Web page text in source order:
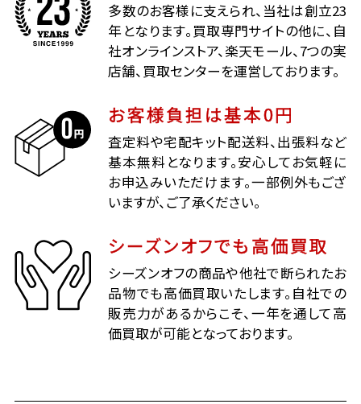
多数のお客様に支えられ、当社は創立23
年となります。買取専門サイトの他に、自
社オンラインストア、楽天モール、7つの実
店舗、買取センターを運営しております。
お客様負担は基本0円
査定料や宅配キット配送料、出張料など
基本無料となります。安心してお気軽に
お申込みいただけます。一部例外もござ
いますが、ご了承ください。
シーズンオフでも高価買取
シーズンオフの商品や他社で断られたお
品物でも高価買取いたします。自社での
販売力があるからこそ、一年を通して高
価買取が可能となっております。